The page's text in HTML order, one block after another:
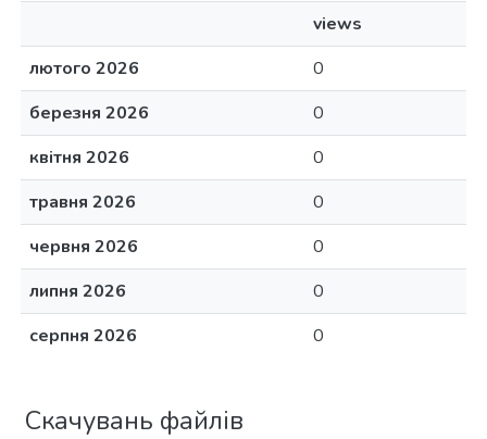
views
лютого 2026
0
березня 2026
0
квітня 2026
0
травня 2026
0
червня 2026
0
липня 2026
0
серпня 2026
0
Скачувань файлів